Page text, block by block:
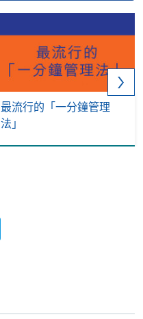
最流行的「一分鐘管理
法」